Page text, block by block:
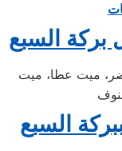
السبع
ميت عطا، ميت
السبع